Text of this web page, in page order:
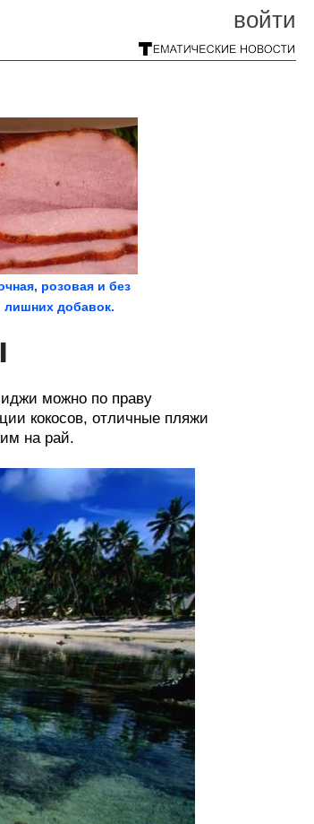
войти
розовая и без
лишних добавок.
можно по праву
кокосов, отличные пляжи
на рай.